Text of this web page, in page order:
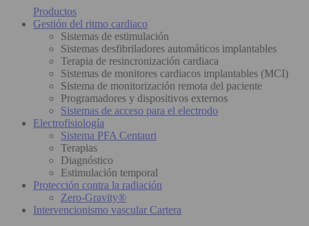
Productos
Gestión del ritmo cardiaco
Sistemas de estimulación
Sistemas desfibriladores automáticos implantables
Terapia de resincronización cardiaca
Sistemas de monitores cardiacos implantables (MCI)
Sistema de monitorización remota del paciente
Programadores y dispositivos externos
Sistemas de acceso para el electrodo
Electrofisiología
Sistema PFA Centauri
Terapias
Diagnóstico
Estimulación temporal
Protección contra la radiación
Zero-Gravity®
Intervencionismo vascular Cartera